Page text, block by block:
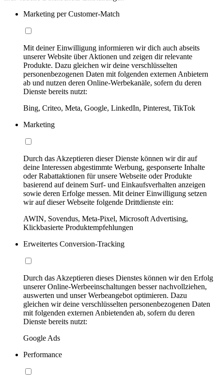
Marketing per Customer-Match
Mit deiner Einwilligung informieren wir dich auch abseits
unserer Website über Aktionen und zeigen dir relevante
Produkte. Dazu gleichen wir deine verschlüsselten
personenbezogenen Daten mit folgenden externen Anbietern
ab und nutzen deren Online-Werbekanäle, sofern du deren
Dienste bereits nutzt:
Bing, Criteo, Meta, Google, LinkedIn, Pinterest, TikTok
Marketing
Durch das Akzeptieren dieser Dienste können wir dir auf
deine Interessen abgestimmte Werbung, gesponserte Inhalte
oder Rabattaktionen für unsere Webseite oder Produkte
basierend auf deinem Surf- und Einkaufsverhalten anzeigen
sowie deren Erfolge messen. Mit deiner Einwilligung setzen
wir auf dieser Webseite folgende Drittdienste ein:
AWIN, Sovendus, Meta-Pixel, Microsoft Advertising,
Klickbasierte Produktempfehlungen
Erweitertes Conversion-Tracking
Durch das Akzeptieren dieses Dienstes können wir den Erfolg
unserer Online-Werbeeinschaltungen besser nachvollziehen,
auswerten und unser Werbeangebot optimieren. Dazu
gleichen wir deine verschlüsselten personenbezogenen Daten
mit folgenden externen Anbietenden ab, sofern du deren
Dienste bereits nutzt:
Google Ads
Performance